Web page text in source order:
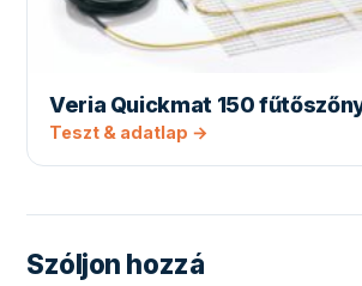
Veria Quickmat 150
Teszt & adatlap →
Szóljon hozzá